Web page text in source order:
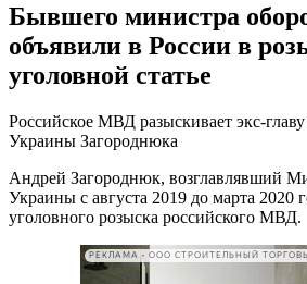
Бывшего министра
объявили в России в
уголовной статье
Российское МВД разыскивает экс-
Украины Загороднюка
Андрей Загороднюк, возглавлявший
Украины с августа 2019 до марта 2020
уголовного розыска российского МВД.